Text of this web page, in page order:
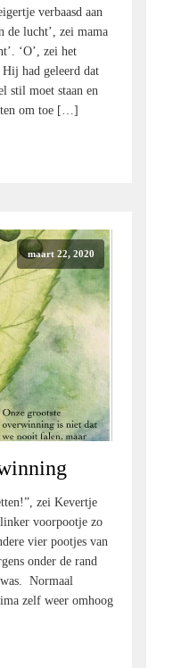
verbaasd aan
de lucht’, zei mama
‘O’, zei het
had geleerd dat
stil moet staan en
om toe […]
maart 22, 2020
zei Kevertje
voorpootje zo
vier pootjes van
onder de rand
Normaal
zelf weer omhoog